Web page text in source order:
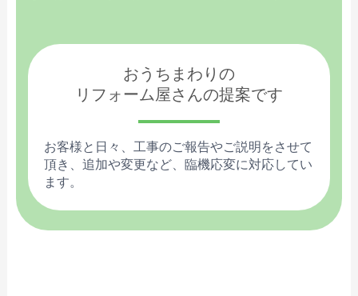
おうちまわりの
リフォーム屋さんの提案です
お客様と日々、工事のご報告やご説明をさせて
頂き、追加や変更など、臨機応変に対応してい
ます。